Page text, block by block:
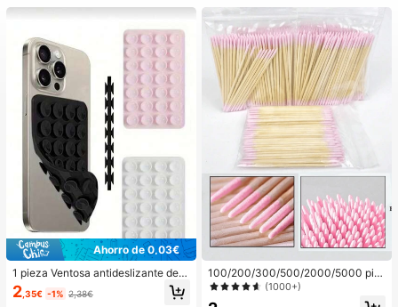
Ahorro de 0,03€
1 pieza Ventosa antideslizante de si
licona para teléfono, 28 piezas Vent
osas de silicona (almohadillas auto
2 ,35€ -1% 2,38€
100/200/300/500/2000/5000 pie
zas/20 piezas Palitos aplicadores d
e esmalte de uñas de doble extrem
(1000+)